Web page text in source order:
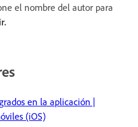
el nombre del autor para
en la aplicación |
(iOS)